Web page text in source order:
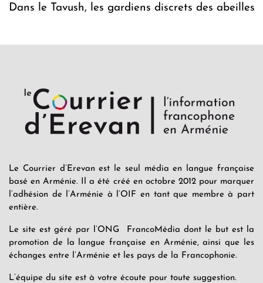
Dans le Tavush, les gardiens discrets des abeilles
Le Courrier d’Erevan est le seul média en langue française
basé en Arménie. Il a été créé en octobre 2012 pour marquer
l’adhésion de l’Arménie à l’OIF en tant que membre à part
entière.
Le site est géré par l’ONG FrancoMédia dont le but est la
promotion de la langue française en Arménie, ainsi que les
échanges entre l’Arménie et les pays de la Francophonie.
L’équipe du site est à votre écoute pour toute suggestion.